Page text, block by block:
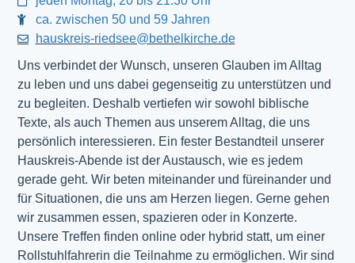
ca. zwischen 50 und 59 Jahren
hauskreis-riedsee@bethelkirche.de
Uns verbindet der Wunsch, unseren Glauben im Alltag
zu leben und uns dabei gegenseitig zu unterstützen und
zu begleiten. Deshalb vertiefen wir sowohl biblische
Texte, als auch Themen aus unserem Alltag, die uns
persönlich interessieren. Ein fester Bestandteil unserer
Hauskreis-Abende ist der Austausch, wie es jedem
gerade geht. Wir beten miteinander und füreinander und
für Situationen, die uns am Herzen liegen. Gerne gehen
wir zusammen essen, spazieren oder in Konzerte.
Unsere Treffen finden online oder hybrid statt, um einer
Rollstuhlfahrerin die Teilnahme zu ermöglichen. Wir sind